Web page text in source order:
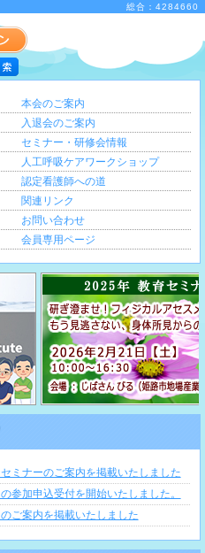
総合：4284660
本会のご案内
入退会のご案内
セミナー・研修会情報
人工呼吸ケアワークショップ
認定看護師への道
関連リンク
お問い合わせ
会員専用ページ
ミナーのご案内を掲載いたしました
参加申込受付を開始いたしました。
ご案内を掲載いたしました